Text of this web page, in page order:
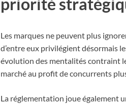
Les marques ne peuvent plus
d’entre eux privilégient désormais
évolution des mentalités contraint
marché au profit de concurrents
La réglementation joue également